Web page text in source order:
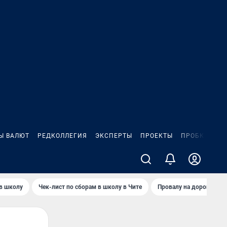
ВАЛЮТ РЕДКОЛЛЕГИЯ ЭКСПЕРТЫ ПРОЕКТЫ ПРОБКИ
школу Чек-лист по сборам в школу в Чите Провалу на дороге